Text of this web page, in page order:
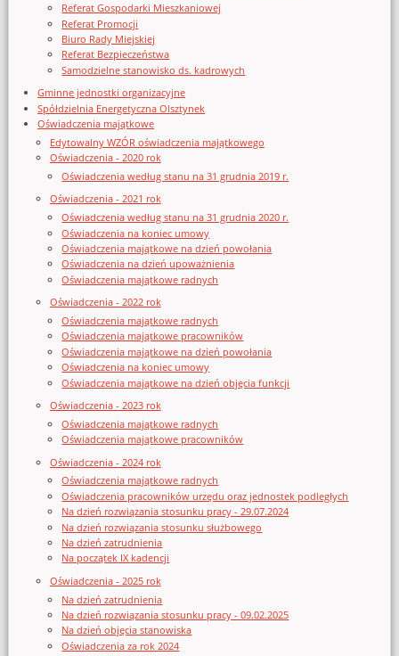
Referat Gospodarki Mieszkaniowej
Referat Promocji
Biuro Rady Miejskiej
Referat Bezpieczeństwa
Samodzielne stanowisko ds. kadrowych
Gminne jednostki organizacyjne
Spółdzielnia Energetyczna Olsztynek
Oświadczenia majątkowe
Edytowalny WZÓR oświadczenia majątkowego
Oświadczenia - 2020 rok
Oświadczenia według stanu na 31 grudnia 2019 r.
Oświadczenia - 2021 rok
Oświadczenia według stanu na 31 grudnia 2020 r.
Oświadczenia na koniec umowy
Oświadczenia majątkowe na dzień powołania
Oświadczenia na dzień upoważnienia
Oświadczenia majątkowe radnych
Oświadczenia - 2022 rok
Oświadczenia majątkowe radnych
Oświadczenia majątkowe pracowników
Oświadczenia majątkowe na dzień powołania
Oświadczenia na koniec umowy
Oświadczenia majątkowe na dzień objęcia funkcji
Oświadczenia - 2023 rok
Oświadczenia majątkowe radnych
Oświadczenia majątkowe pracowników
Oświadczenia - 2024 rok
Oświadczenia majątkowe radnych
Oświadczenia pracowników urzędu oraz jednostek podległych
Na dzień rozwiązania stosunku pracy - 29.07.2024
Na dzień rozwiązania stosunku służbowego
Na dzień zatrudnienia
Na początek IX kadencji
Oświadczenia - 2025 rok
Na dzień zatrudnienia
Na dzień rozwiązania stosunku pracy - 09.02.2025
Na dzień objęcia stanowiska
Oświadczenia za rok 2024